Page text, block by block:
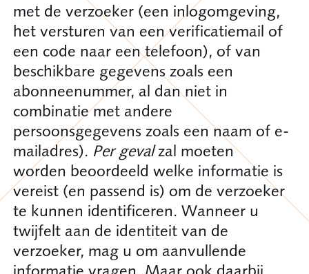
met de verzoeker (een inlogomgeving,
het versturen van een verificatiemail of
een code naar een telefoon), of van
beschikbare gegevens zoals een
abonneenummer, al dan niet in
combinatie met andere
persoonsgegevens zoals een naam of e-
mailadres). Per gevalzal moeten
worden beoordeeld welke informatie is
vereist (en passend is) om de verzoeker
te kunnen identificeren. Wanneer u
twijfelt aan de identiteit van de
verzoeker, mag u om aanvullende